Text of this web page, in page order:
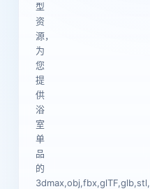
型
资
源，
为
您
提
供
浴
室
单
品
的